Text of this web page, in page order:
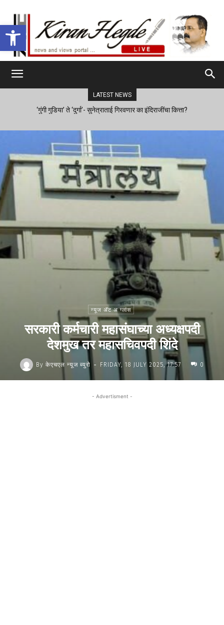
Open toolbar
LATEST NEWS
‘गुंगी गुडिया’ ते ‘दुर्गा’- सुनेत्राताई गिरवणार का इंदिराजींचा कित्ता?
न्यूज ॲट अ ग्लांस
सरकारी कर्मचारी महासंघाच्या अध्यक्षपदी
देशमुख तर महासचिवपदी शिंदे
By केएचएल न्यूज ब्युरो - FRIDAY, 18 JULY 2025, 17:57 0
- Advertisment -